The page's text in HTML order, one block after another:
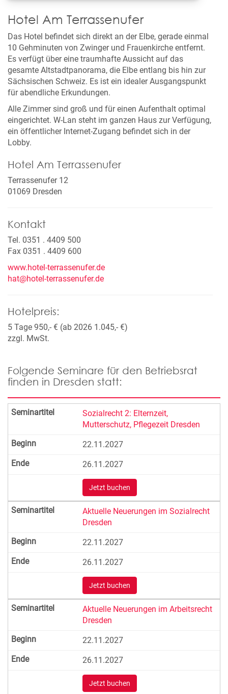
Hotel Am Terrassenufer
Das Hotel befindet sich direkt an der Elbe, gerade einmal
10 Gehminuten von Zwinger und Frauenkirche entfernt.
Es verfügt über eine traumhafte Aussicht auf das
gesamte Altstadtpanorama, die Elbe entlang bis hin zur
Sächsischen Schweiz. Es ist ein idealer Ausgangspunkt
für abendliche Erkundungen.
Alle Zimmer sind groß und für einen Aufenthalt optimal
eingerichtet. W-Lan steht im ganzen Haus zur Verfügung,
ein öffentlicher Internet-Zugang befindet sich in der
Lobby.
Hotel Am Terrassenufer
Terrassenufer 12
01069 Dresden
Kontakt
Tel. 0351 . 4409 500
Fax 0351 . 4409 600
www.hotel-terrassenufer.de
hat@hotel-terrassenufer.de
Hotelpreis:
5 Tage 950,- € (ab 2026 1.045,- €)
zzgl. MwSt.
Folgende Seminare für den Betriebsrat
finden in Dresden statt:
Sozialrecht 2: Elternzeit,
Mutterschutz, Pflegezeit Dresden
22.11.2027
26.11.2027
Jetzt buchen
Aktuelle Neuerungen im Sozialrecht
Dresden
22.11.2027
26.11.2027
Jetzt buchen
Aktuelle Neuerungen im Arbeitsrecht
Dresden
22.11.2027
26.11.2027
Jetzt buchen